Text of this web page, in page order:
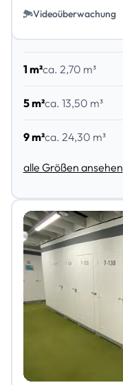
Videoüberwachung
1 m²ca. 2,70 m³
5 m²ca. 13,50 m³
9 m²ca. 24,30 m³
alle Größen ansehen